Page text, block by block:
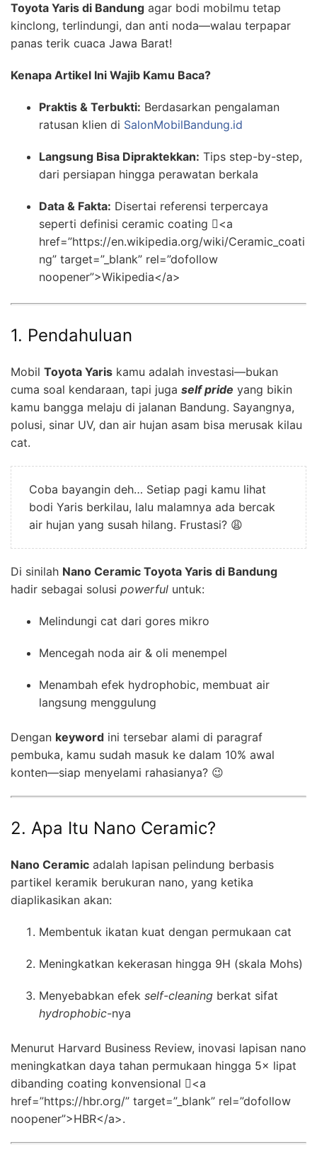
Toyota Yaris di Bandung agar bodi mobilmu tetap
kinclong, terlindungi, dan anti noda—walau terpapar
panas terik cuaca Jawa Barat!
Kenapa Artikel Ini Wajib Kamu Baca?
Praktis & Terbukti: Berdasarkan pengalaman
ratusan klien di SalonMobilBandung.id
Langsung Bisa Dipraktekkan: Tips step-by-step,
dari persiapan hingga perawatan berkala
Data & Fakta: Disertai referensi terpercaya
seperti definisi ceramic coating <a
href=”https://en.wikipedia.org/wiki/Ceramic_coati
ng” target=”_blank” rel=”dofollow
noopener”>Wikipedia</a>
1. Pendahuluan
Mobil Toyota Yaris kamu adalah investasi—bukan
cuma soal kendaraan, tapi juga self pride yang bikin
kamu bangga melaju di jalanan Bandung. Sayangnya,
polusi, sinar UV, dan air hujan asam bisa merusak kilau
cat.
Coba bayangin deh… Setiap pagi kamu lihat
bodi Yaris berkilau, lalu malamnya ada bercak
air hujan yang susah hilang. Frustasi? 😩
Di sinilah Nano Ceramic Toyota Yaris di Bandung
hadir sebagai solusi powerful untuk:
Melindungi cat dari gores mikro
Mencegah noda air & oli menempel
Menambah efek hydrophobic, membuat air
langsung menggulung
Dengan keyword ini tersebar alami di paragraf
pembuka, kamu sudah masuk ke dalam 10% awal
konten—siap menyelami rahasianya? 😉
2. Apa Itu Nano Ceramic?
Nano Ceramic adalah lapisan pelindung berbasis
partikel keramik berukuran nano, yang ketika
diaplikasikan akan:
Membentuk ikatan kuat dengan permukaan cat
Meningkatkan kekerasan hingga 9H (skala Mohs)
Menyebabkan efek self-cleaning berkat sifat
hydrophobic-nya
Menurut Harvard Business Review, inovasi lapisan nano
meningkatkan daya tahan permukaan hingga 5× lipat
dibanding coating konvensional <a
href=”https://hbr.org/” target=”_blank” rel=”dofollow
noopener”>HBR</a>.